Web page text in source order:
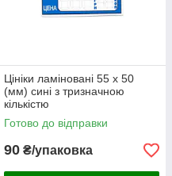
Цініки ламіновані 55 х 50
(мм) сині з тризначною
кількістю
Готово до відправки
90 ₴/упаковка